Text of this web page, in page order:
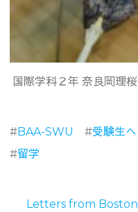
国際学科２年 奈良岡理桜
#BAA-SWU #受験生へ
#留学
Letters from Boston